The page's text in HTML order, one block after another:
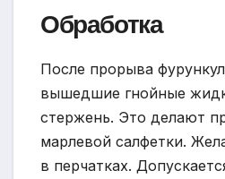
Обработка
После прорыва
вышедшие гнойные
стержень. Это делают
марлевой салфетки.
в перчатках.